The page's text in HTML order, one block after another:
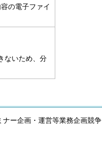
の電子ファイ
ないため、分
ー企画・運営等業務企画競争